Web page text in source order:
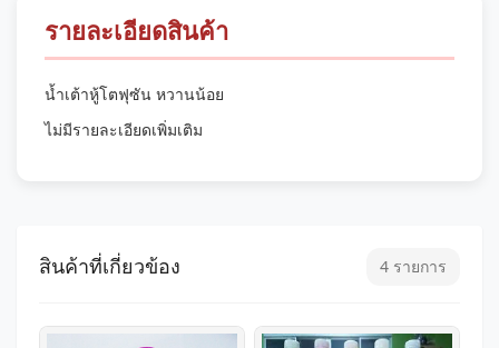
รายละเอียดสินค้า
น้ำเต้าหู้โตฟุซัน หวานน้อย
ไม่มีรายละเอียดเพิ่มเติม
สินค้าที่เกี่ยวข้อง 4 รายการ